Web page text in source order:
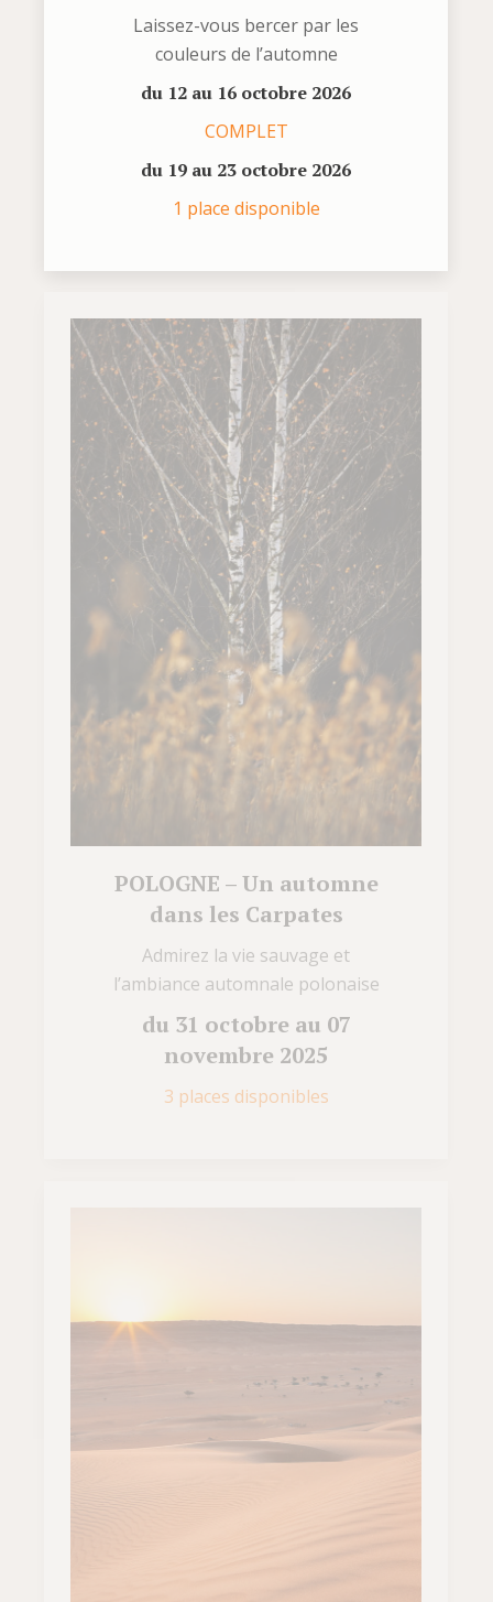
Laissez-vous bercer par les
couleurs de l’automne
du 12 au 16 octobre 2026
COMPLET
du 19 au 23 octobre 2026
1 place disponible
POLOGNE – Un automne
dans les Carpates
Admirez la vie sauvage et
l’ambiance automnale polonaise
du 31 octobre au 07
novembre 2025
3 places disponibles